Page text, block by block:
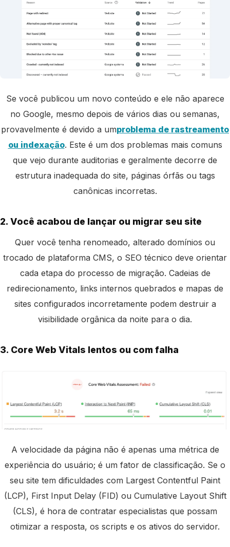
Se você publicou um novo conteúdo e ele não aparece
no Google, mesmo depois de vários dias ou semanas,
provavelmente é devido a umproblema de rastreamento
ou indexação. Este é um dos problemas mais comuns
que vejo durante auditorias e geralmente decorre de
estrutura inadequada do site, páginas órfãs ou tags
canônicas incorretas.
2. Você acabou de lançar ou migrar seu site
Quer você tenha renomeado, alterado domínios ou
trocado de plataforma CMS, o SEO técnico deve orientar
cada etapa do processo de migração. Cadeias de
redirecionamento, links internos quebrados e mapas de
sites configurados incorretamente podem destruir a
visibilidade orgânica da noite para o dia.
3. Core Web Vitals lentos ou com falha
A velocidade da página não é apenas uma métrica de
experiência do usuário; é um fator de classificação. Se o
seu site tem dificuldades com Largest Contentful Paint
(LCP), First Input Delay (FID) ou Cumulative Layout Shift
(CLS), é hora de contratar especialistas que possam
otimizar a resposta, os scripts e os ativos do servidor.